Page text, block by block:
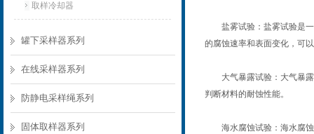
取样冷却器
罐下采样器系列
在线采样器系列
防静电采样绳系列
固体取样器系列
盐雾试验：盐雾试验是一
的腐蚀速率和表面变化，可
大气暴露试验：大气暴露
判断材料的耐蚀性能。
海水腐蚀试验：海水腐蚀